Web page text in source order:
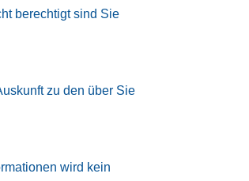
berechtigt sind Sie
zu den über Sie
wird kein